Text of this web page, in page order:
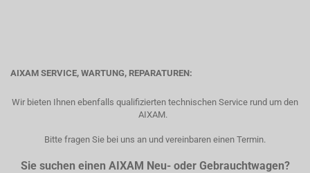
AIXAM SERVICE, WARTUNG, REPARATUREN:
Wir bieten Ihnen ebenfalls qualifizierten technischen Service rund um den
AIXAM.
Bitte fragen Sie bei uns an und vereinbaren einen Termin.
Sie suchen einen AIXAM Neu- oder Gebrauchtwagen?